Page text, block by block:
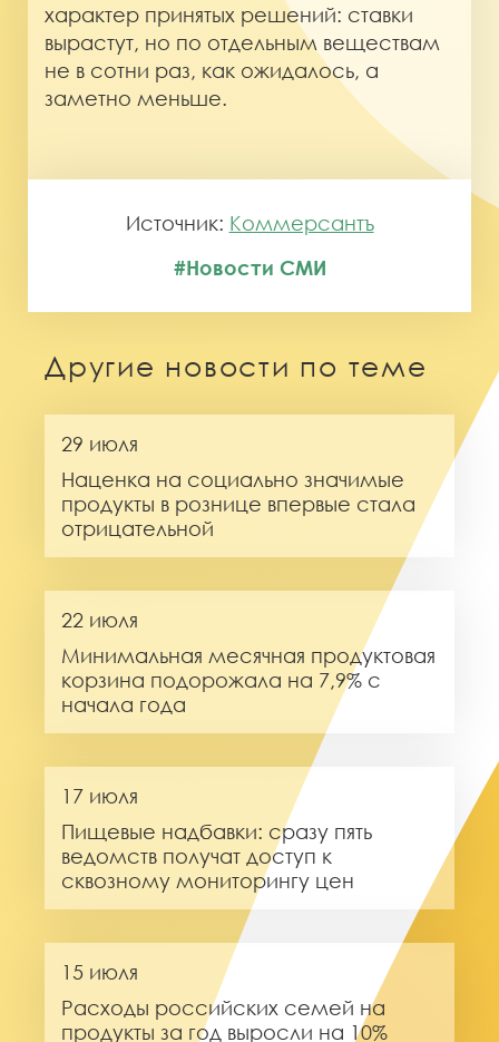
характер принятых решений: ставки
вырастут, но по отдельным веществам
не в сотни раз, как ожидалось, а
заметно меньше.
Источник: Коммерсантъ
#Новости СМИ
Другие новости по теме
29 июля
Наценка на социально значимые
продукты в рознице впервые стала
отрицательной
22 июля
Минимальная месячная продуктовая
корзина подорожала на 7,9% с
начала года
17 июля
Пищевые надбавки: сразу пять
ведомств получат доступ к
сквозному мониторингу цен
15 июля
Расходы российских семей на
продукты за год выросли на 10%